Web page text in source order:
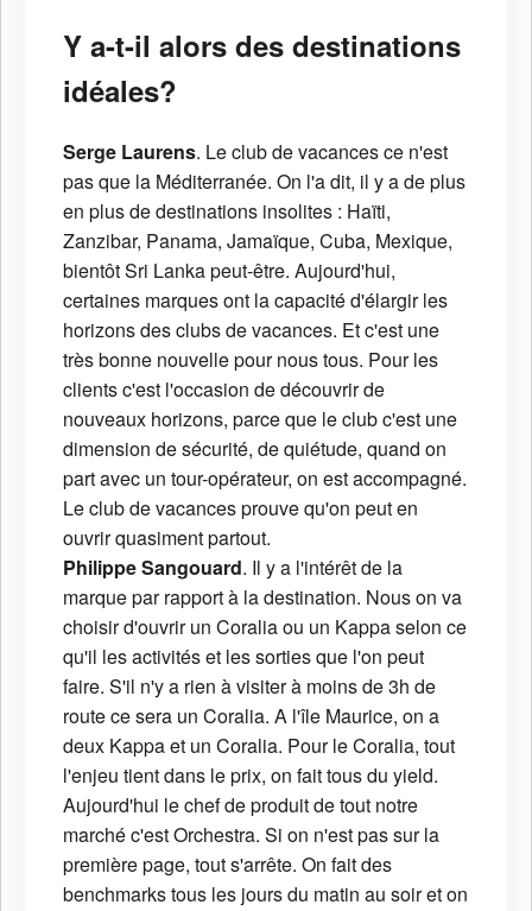
Y a-t-il alors des destinations
idéales?
Serge Laurens. Le club de vacances ce n'est
pas que la Méditerranée. On l'a dit, il y a de plus
en plus de destinations insolites : Haïti,
Zanzibar, Panama, Jamaïque, Cuba, Mexique,
bientôt Sri Lanka peut-être. Aujourd'hui,
certaines marques ont la capacité d'élargir les
horizons des clubs de vacances. Et c'est une
très bonne nouvelle pour nous tous. Pour les
clients c'est l'occasion de découvrir de
nouveaux horizons, parce que le club c'est une
dimension de sécurité, de quiétude, quand on
part avec un tour-opérateur, on est accompagné.
Le club de vacances prouve qu'on peut en
ouvrir quasiment partout.
Philippe Sangouard. Il y a l'intérêt de la
marque par rapport à la destination. Nous on va
choisir d'ouvrir un Coralia ou un Kappa selon ce
qu'il les activités et les sorties que l'on peut
faire. S'il n'y a rien à visiter à moins de 3h de
route ce sera un Coralia. A l'île Maurice, on a
deux Kappa et un Coralia. Pour le Coralia, tout
l'enjeu tient dans le prix, on fait tous du yield.
Aujourd'hui le chef de produit de tout notre
marché c'est Orchestra. Si on n'est pas sur la
première page, tout s'arrête. On fait des
benchmarks tous les jours du matin au soir et on